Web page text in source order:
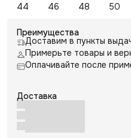
44
46 48 50
Преимущества
Доставим в пункты
Примерьте товары и
Оплачивайте после
Доставка